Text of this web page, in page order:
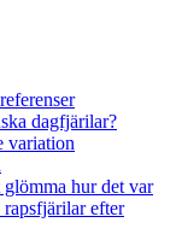
dagfjärilar?
variation
hur det var
efter